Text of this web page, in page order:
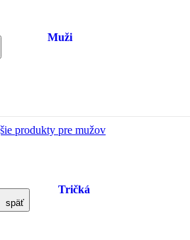
Muži
produkty pre mužov
späť
Tričká